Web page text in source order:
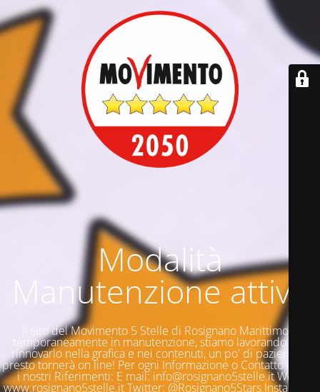
Modalità
Manutenzione attiva
Il sito del Movimento 5 Stelle di Rosignano Marittimo è
temporaneamente in manutenzione, stiamo lavorando per
rinnovarlo nella grafica e nei contenuti, un po' di pazienza e
presto tornerà on line! Per ogni Informazione o Contatto questi
i nostri Riferimenti: E mail: info@rosignano5stelle.it Web:
www.rosignano5stelle.it Twitter: @Rosignano5Stars Instagram: